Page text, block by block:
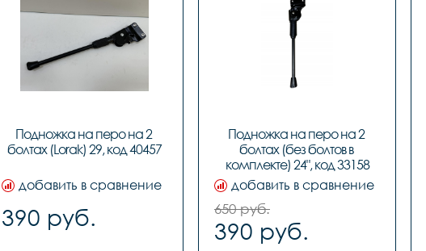
Подножка на перо на 2
болтах (Lorak) 29, код 40457
добавить в сравнение
390 руб.
Подножка на перо на 2
болтах (без болтов в
комплекте) 24", код 33158
добавить в сравнение
650 руб.
390 руб.